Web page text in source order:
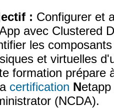
: Configurer et
avec Clustered
les
et virtuelles
formation prépare
certification Netapp
(NCDA).